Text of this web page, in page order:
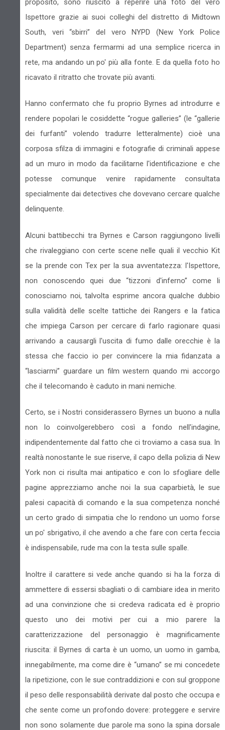
proposito, sono riuscito a reperire una foto del vero
Ispettore grazie ai suoi colleghi del distretto di Midtown
South, veri “sbirri” del vero NYPD (New York Police
Department) senza fermarmi ad una semplice ricerca in
rete, ma andando un po' più alla fonte. E da quella foto ho
ricavato il ritratto che trovate più avanti.
Hanno confermato che fu proprio Byrnes ad introdurre e
rendere popolari le cosiddette “rogue galleries” (le “gallerie
dei furfanti” volendo tradurre letteralmente) cioè una
corposa sfilza di immagini e fotografie di criminali appese
ad un muro in modo da facilitarne l'identificazione e che
potesse comunque venire rapidamente consultata
specialmente dai detectives che dovevano cercare qualche
delinquente.
Alcuni battibecchi tra Byrnes e Carson raggiungono livelli
che rivaleggiano con certe scene nelle quali il vecchio Kit
se la prende con Tex per la sua avventatezza: l'Ispettore,
non conoscendo quei due “tizzoni d'inferno” come li
conosciamo noi, talvolta esprime ancora qualche dubbio
sulla validità delle scelte tattiche dei Rangers e la fatica
che impiega Carson per cercare di farlo ragionare quasi
arrivando a causargli l'uscita di fumo dalle orecchie è la
stessa che faccio io per convincere la mia fidanzata a
“lasciarmi” guardare un film western quando mi accorgo
che il telecomando è caduto in mani nemiche.
Certo, se i Nostri considerassero Byrnes un buono a nulla
non lo coinvolgerebbero così a fondo nell'indagine,
indipendentemente dal fatto che ci troviamo a casa sua. In
realtà nonostante le sue riserve, il capo della polizia di New
York non ci risulta mai antipatico e con lo sfogliare delle
pagine apprezziamo anche noi la sua caparbietà, le sue
palesi capacità di comando e la sua competenza nonché
un certo grado di simpatia che lo rendono un uomo forse
un po' sbrigativo, il che avendo a che fare con certa feccia
è indispensabile, rude ma con la testa sulle spalle.
Inoltre il carattere si vede anche quando si ha la forza di
ammettere di essersi sbagliati o di cambiare idea in merito
ad una convinzione che si credeva radicata ed è proprio
questo uno dei motivi per cui a mio parere la
caratterizzazione del personaggio è magnificamente
riuscita: il Byrnes di carta è un uomo, un uomo in gamba,
innegabilmente, ma come dire è “umano” se mi concedete
la ripetizione, con le sue contraddizioni e con sul groppone
il peso delle responsabilità derivate dal posto che occupa e
che sente come un profondo dovere: proteggere e servire
non sono solamente due parole ma sono la spina dorsale